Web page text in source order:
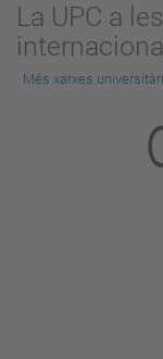
La UPC a
Més xarxes